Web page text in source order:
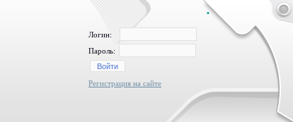
•
Логин:
Пароль:
Регистрация на сайте